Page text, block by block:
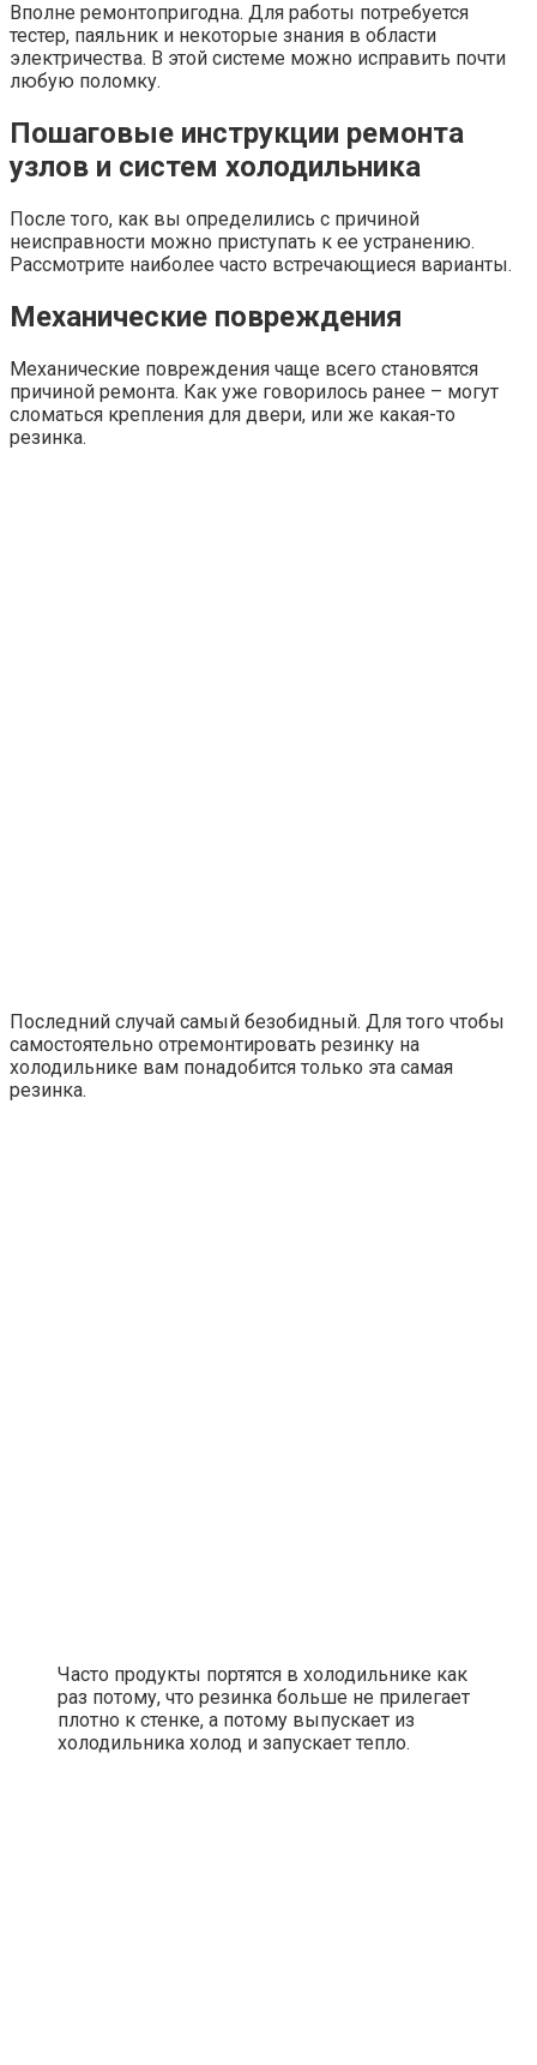
Вполне ремонтопригодна. Для работы потребуется
тестер, паяльник и некоторые знания в области
электричества. В этой системе можно исправить почти
любую поломку.
Пошаговые инструкции ремонта
узлов и систем холодильника
После того, как вы определились с причиной
неисправности можно приступать к ее устранению.
Рассмотрите наиболее часто встречающиеся варианты.
Механические повреждения
Механические повреждения чаще всего становятся
причиной ремонта. Как уже говорилось ранее – могут
сломаться крепления для двери, или же какая-то
резинка.
Последний случай самый безобидный. Для того чтобы
самостоятельно отремонтировать резинку на
холодильнике вам понадобится только эта самая
резинка.
Часто продукты портятся в холодильнике как
раз потому, что резинка больше не прилегает
плотно к стенке, а потому выпускает из
холодильника холод и запускает тепло.